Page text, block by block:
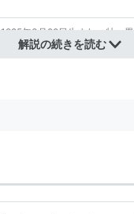
1985年3月28日生まれ、牡、
メジロ牧場（北海道伊達）
奥平真治（美浦北）
解説の続きを読む